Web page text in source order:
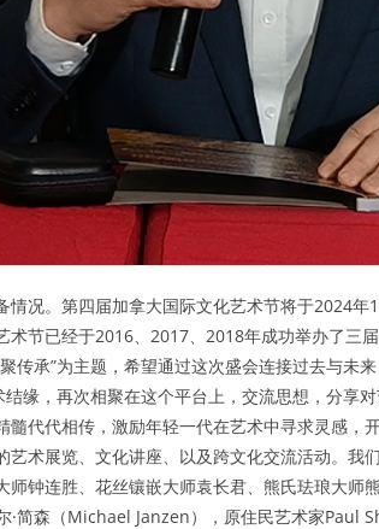
情况。第四届加拿大国际文化艺术节将于2024
术节已经于2016、2017、2018年成功举办了三
传承”为主题，希望通过这次盛会连接过去与未
结缘，再次相聚在这个平台上，交流思想，分享
髓代代相传，激励年轻一代在艺术中寻求灵感，
艺术展览、文化讲座、以及跨文化交流活动。我
师钟连胜、花丝镶嵌大师袁长君、熊氏珐琅大师
·简森（Michael Janzen），原住民艺术家Paul